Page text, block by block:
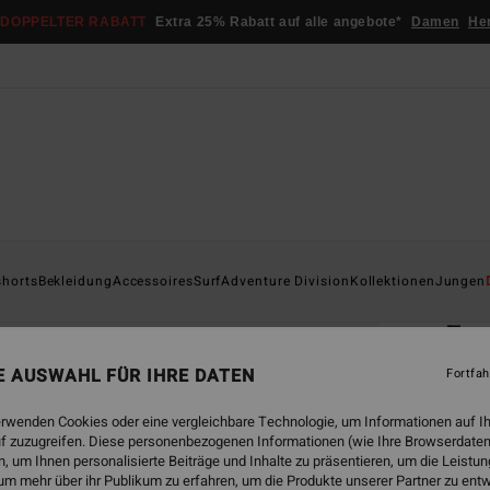
DOPPELTER RABATT Extra 25% Rabatt auf alle angebote* Damen
BekleidungAccessoiresSurfAdventure DivisionKollektionenJungen
€
AUSWAHL FÜR IHRE DATEN
Cookies oder eine vergleichbare Technologie, um Informationen auf
zuzugreifen. Diese personenbezogenen Informationen (wie Ihre
um Ihnen personalisierte Beiträge und Inhalte zu präsentieren, um die
mehr über ihr Publikum zu erfahren, um die Produkte unserer Partner zu